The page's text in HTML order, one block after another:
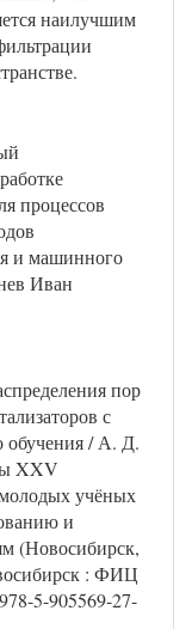
наилучшим
процессов
и машинного
Иван
пор
с
/ А. Д.
XXV
учёных
и
(Новосибирск,
: ФИЦ
5-905569-27-